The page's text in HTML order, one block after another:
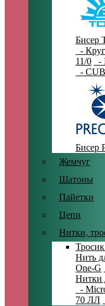
Бисер
-
11/0
-
-
Бисер
Жемчуг
Шатоны
Пайетки
Цепи
Нитки,
Нить
One-G
Нитки
-
70 ЛЛ